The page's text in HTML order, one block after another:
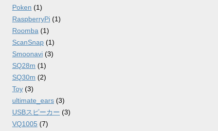
Poken (1)
RaspberryPi (1)
Roomba (1)
ScanSnap (1)
Smoonavi (3)
SQ28m (1)
SQ30m (2)
Toy (3)
ultimate_ears (3)
USBスピーカー (3)
VQ1005 (7)